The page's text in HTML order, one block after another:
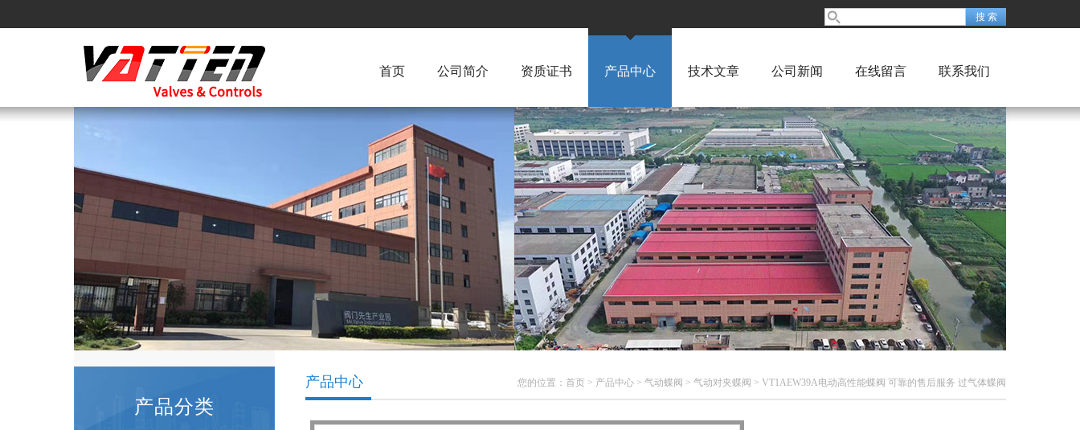
首页 公司简介 资质证书 产品中心 技术文章 公司新闻 在线留言 联系我们
产品分类
您的位置： 首页 > 产品中心 > 气动蝶阀 > 气动对夹蝶阀 > VT1AEW39A电动高性能蝶阀 可靠的售后服务 过气体蝶阀
产品中心